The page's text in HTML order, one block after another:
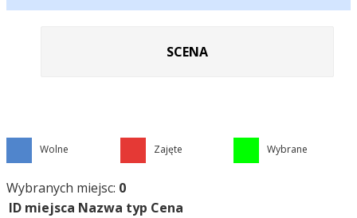
SCENA
Wolne Zajęte Wybrane
Wybranych miejsc: 0
ID miejsca Nazwa typ Cena